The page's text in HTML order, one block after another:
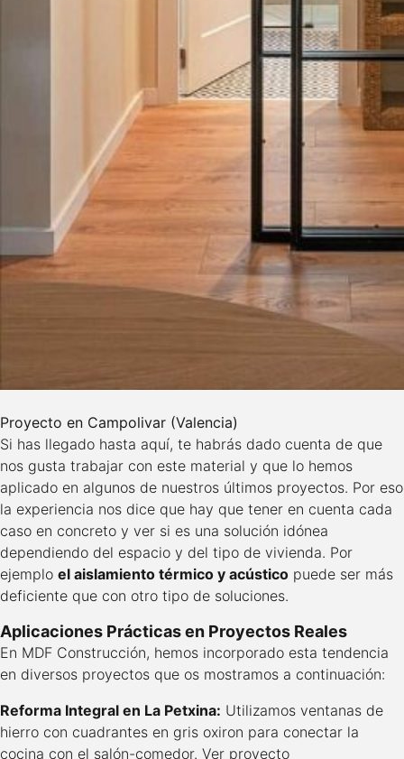
Proyecto en Campolivar (Valencia)
Si has llegado hasta aquí, te habrás dado cuenta de que
nos gusta trabajar con este material y que lo hemos
aplicado en algunos de nuestros últimos proyectos. Por eso
la experiencia nos dice que hay que tener en cuenta cada
caso en concreto y ver si es una solución idónea
dependiendo del espacio y del tipo de vivienda. Por
ejemplo el aislamiento térmico y acústico puede ser más
deficiente que con otro tipo de soluciones.
Aplicaciones Prácticas en Proyectos Reales
En MDF Construcción, hemos incorporado esta tendencia
en diversos proyectos que os mostramos a continuación:
Reforma Integral en La Petxina: Utilizamos ventanas de
hierro con cuadrantes en gris oxiron para conectar la
cocina con el salón-comedor. Ver proyecto